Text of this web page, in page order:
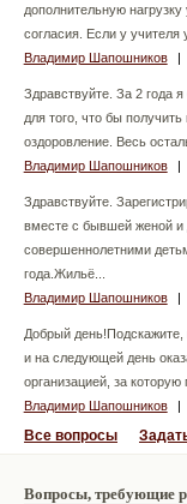
дополнительную
согласия. Если у учителя
Владимир Шапошников
|
Здравствуйте. За 2 года
для того, что бы
оздоровление. Весь
Владимир Шапошников
|
Здравствуйте.
вместе с бывшей женой и
совершеннолетними
года.Жильё...
Владимир Шапошников
|
Добрый
и на следующей день
организацией, за которую
Владимир Шапошников
|
Все вопросы
Вопросы, требующие